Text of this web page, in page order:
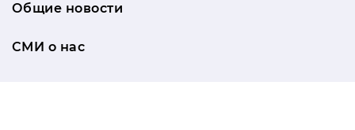
Общие новости
СМИ о нас